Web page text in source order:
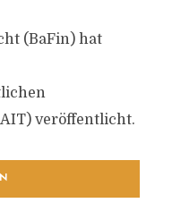
(BaFin) hat
veröffentlicht.